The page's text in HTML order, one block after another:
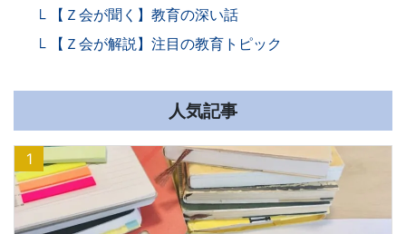
【Ｚ会が聞く】教育の深い話
【Ｚ会が解説】注目の教育トピック
人気記事
1